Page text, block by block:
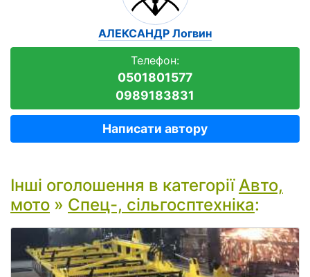
АЛЕКСАНДР Логвин
Телефон:
0501801577
0989183831
Написати автору
Інші оголошення в категоріїАвто,
мото » Спец-, сільгосптехніка: